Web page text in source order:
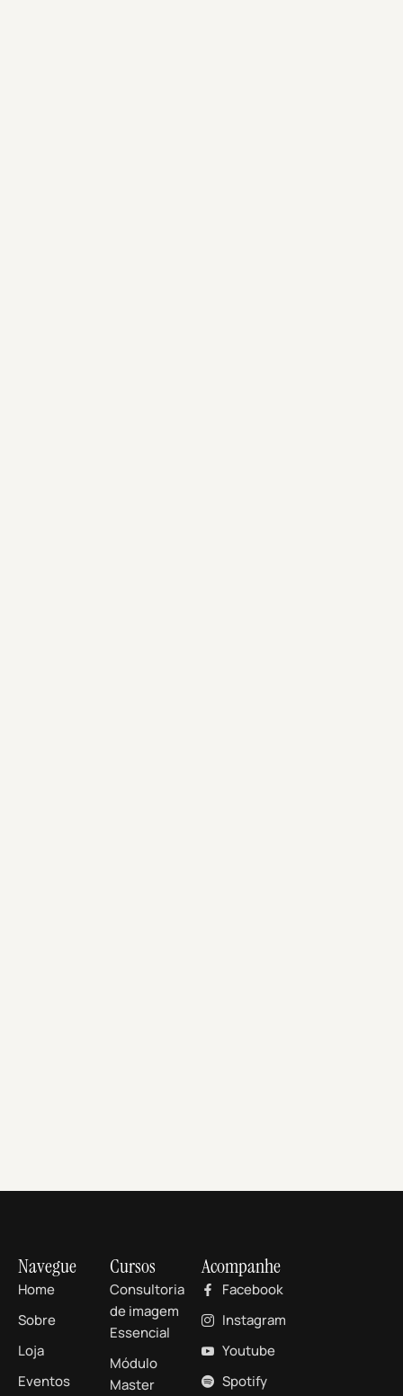
Navegue
Home
Sobre
Loja
Eventos
Cursos
Consultoria
de imagem
Essencial
Módulo
Master
Acompanhe
Facebook
Instagram
Youtube
Spotify